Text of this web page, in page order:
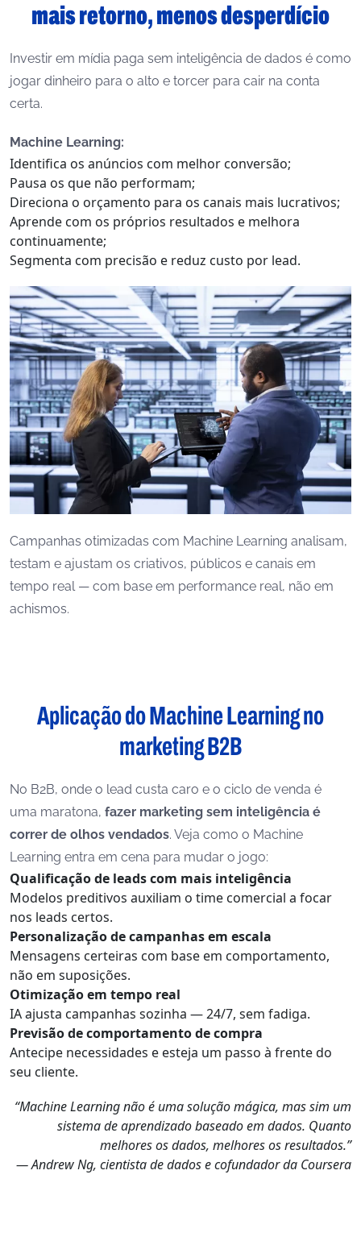
mais retorno, menos desperdício
Investir em mídia paga sem inteligência de dados é como
jogar dinheiro para o alto e torcer para cair na conta
certa.
Machine Learning:
Identifica os anúncios com melhor conversão;
Pausa os que não performam;
Direciona o orçamento para os canais mais lucrativos;
Aprende com os próprios resultados e melhora
continuamente;
Segmenta com precisão e reduz custo por lead.
Campanhas otimizadas com Machine Learning analisam,
testam e ajustam os criativos, públicos e canais em
tempo real — com base em performance real, não em
achismos.
Aplicação do Machine Learning no
marketing B2B
No B2B, onde o lead custa caro e o ciclo de venda é
uma maratona, fazer marketing sem inteligência é
correr de olhos vendados. Veja como o Machine
Learning entra em cena para mudar o jogo:
Qualificação de leads com mais inteligência
Modelos preditivos auxiliam o time comercial a focar
nos leads certos.
Personalização de campanhas em escala
Mensagens certeiras com base em comportamento,
não em suposições.
Otimização em tempo real
IA ajusta campanhas sozinha — 24/7, sem fadiga.
Previsão de comportamento de compra
Antecipe necessidades e esteja um passo à frente do
seu cliente.
“Machine Learning não é uma solução mágica, mas sim um
sistema de aprendizado baseado em dados. Quanto
melhores os dados, melhores os resultados.”
—Andrew Ng, cientista de dados e cofundador da Coursera